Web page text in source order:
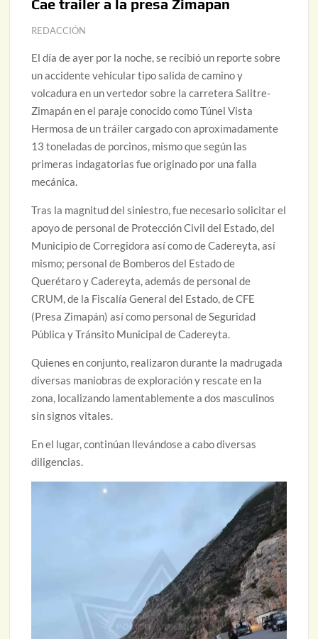
Cae trailer a la presa Zimapan
REDACCIÓN
El día de ayer por la noche, se recibió un reporte sobre
un accidente vehicular tipo salida de camino y
volcadura en un vertedor sobre la carretera Salitre-
Zimapán en el paraje conocido como Túnel Vista
Hermosa de un tráiler cargado con aproximadamente
13 toneladas de porcinos, mismo que según las
primeras indagatorias fue originado por una falla
mecánica.
Tras la magnitud del siniestro, fue necesario solicitar el
apoyo de personal de Protección Civil del Estado, del
Municipio de Corregidora así como de Cadereyta, así
mismo; personal de Bomberos del Estado de
Querétaro y Cadereyta, además de personal de
CRUM, de la Fiscalía General del Estado, de CFE
(Presa Zimapán) así como personal de Seguridad
Pública y Tránsito Municipal de Cadereyta.
Quienes en conjunto, realizaron durante la madrugada
diversas maniobras de exploración y rescate en la
zona, localizando lamentablemente a dos masculinos
sin signos vitales.
En el lugar, continúan llevándose a cabo diversas
diligencias.